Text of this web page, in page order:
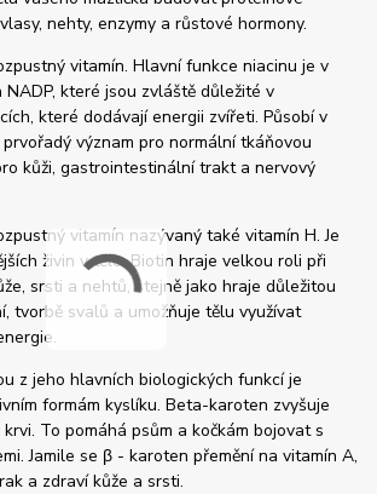
nehty, enzymy a růstové hormony.
vitamín. Hlavní funkce niacinu je v
NADP, které jsou zvláště důležité v
které dodávají energii zvířeti. Působí v
význam pro normální tkáňovou
kůži, gastrointestinální trakt a nervový
vitamín nazývaný také vitamín H. Je
živin v těle. Biotin hraje velkou roli při
srsti a nehtů, stejně jako hraje důležitou
tvorbě svalů a umožňuje tělu využívat
z jeho hlavních biologických funkcí je
formám kyslíku. Beta-karoten zvyšuje
To pomáhá psům a kočkám bojovat s
Jamile se β - karoten přemění na vitamín A,
a zdraví kůže a srsti.